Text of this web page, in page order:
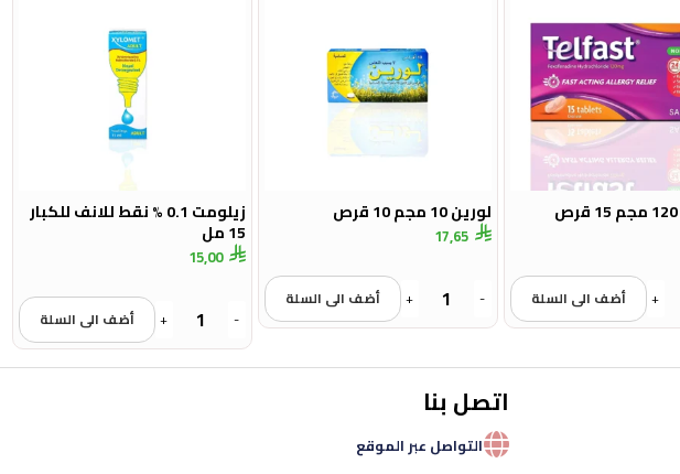
+ أضف الى السلة
لورين 10 مجم 10 قرص
17,65
-
+ أضف الى السلة
زيلومت 0.1 % نقط للانف للكبار
15 مل
15,00
-
+ أضف الى السلة
اتصل بنا
التواصل عبر الموقع